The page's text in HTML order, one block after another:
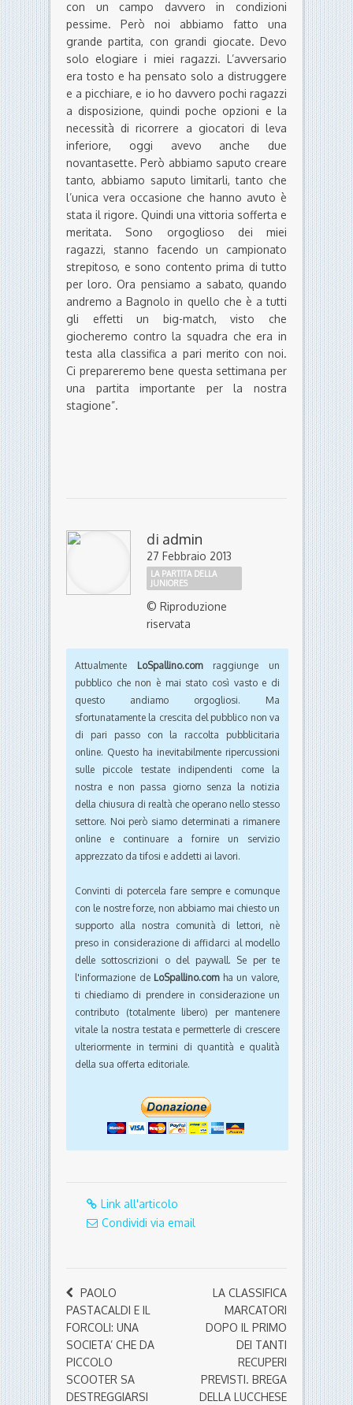
con un campo davvero in condizioni
pessime. Però noi abbiamo fatto una
grande partita, con grandi giocate. Devo
solo elogiare i miei ragazzi. L’avversario
era tosto e ha pensato solo a distruggere
e a picchiare, e io ho davvero pochi ragazzi
a disposizione, quindi poche opzioni e la
necessità di ricorrere a giocatori di leva
inferiore, oggi avevo anche due
novantasette. Però abbiamo saputo creare
tanto, abbiamo saputo limitarli, tanto che
l’unica vera occasione che hanno avuto è
stata il rigore. Quindi una vittoria sofferta e
meritata. Sono orgoglioso dei miei
ragazzi, stanno facendo un campionato
strepitoso, e sono contento prima di tutto
per loro. Ora pensiamo a sabato, quando
andremo a Bagnolo in quello che è a tutti
gli effetti un big-match, visto che
giocheremo contro la squadra che era in
testa alla classifica a pari merito con noi.
Ci prepareremo bene questa settimana per
una partita importante per la nostra
stagione”.
di admin
27 Febbraio 2013
LA PARTITA DELLA
JUNIORES
© Riproduzione
riservata
Attualmente LoSpallino.comraggiunge un
pubblico che non è mai stato così vasto e di
questo andiamo orgogliosi. Ma
sfortunatamente la crescita del pubblico non va
di pari passo con la raccolta pubblicitaria
online. Questo ha inevitabilmente ripercussioni
sulle piccole testate indipendenti come la
nostra e non passa giorno senza la notizia
della chiusura di realtà che operano nello stesso
settore. Noi però siamo determinati a rimanere
online e continuare a fornire un servizio
apprezzato da tifosi e addetti ai lavori.
Convinti di potercela fare sempre e comunque
con le nostre forze, non abbiamo mai chiesto un
supporto alla nostra comunità di lettori, nè
preso in considerazione di affidarci al modello
delle sottoscrizioni o del paywall. Se per te
l'informazione de LoSpallino.comha un valore,
ti chiediamo di prendere in considerazione un
contributo (totalmente libero) per mantenere
vitale la nostra testata e permetterle di crescere
ulteriormente in termini di quantità e qualità
della sua offerta editoriale.
Link all'articolo
Condividi via email
PAOLO
PASTACALDI E IL
FORCOLI: UNA
SOCIETA’ CHE DA
PICCOLO
SCOOTER SA
DESTREGGIARSI
LA CLASSIFICA
MARCATORI
DOPO IL PRIMO
DEI TANTI
RECUPERI
PREVISTI. BREGA
DELLA LUCCHESE